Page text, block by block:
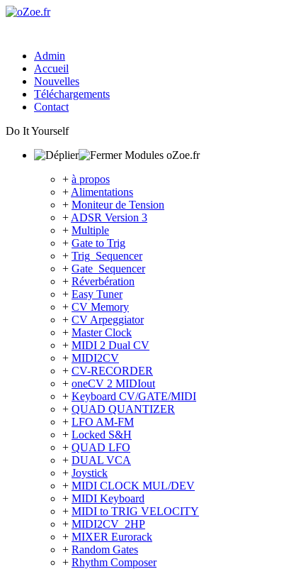
Admin
Accueil
Nouvelles
Téléchargements
Contact
Do It Yourself
Modules oZoe.fr
+ à propos
+ Alimentations
+ Moniteur de Tension
+ ADSR Version 3
+ Multiple
+ Gate to Trig
+ Trig_Sequencer
+ Gate_Sequencer
+ Réverbération
+ Easy Tuner
+ CV Memory
+ CV Arpeggiator
+ Master Clock
+ MIDI 2 Dual CV
+ MIDI2CV
+ CV-RECORDER
+ oneCV 2 MIDIout
+ Keyboard CV/GATE/MIDI
+ QUAD QUANTIZER
+ LFO AM-FM
+ Locked S&H
+ QUAD LFO
+ DUAL VCA
+ Joystick
+ MIDI CLOCK MUL/DEV
+ MIDI Keyboard
+ MIDI to TRIG VELOCITY
+ MIDI2CV_2HP
+ MIXER Eurorack
+ Random Gates
+ Rhythm Composer